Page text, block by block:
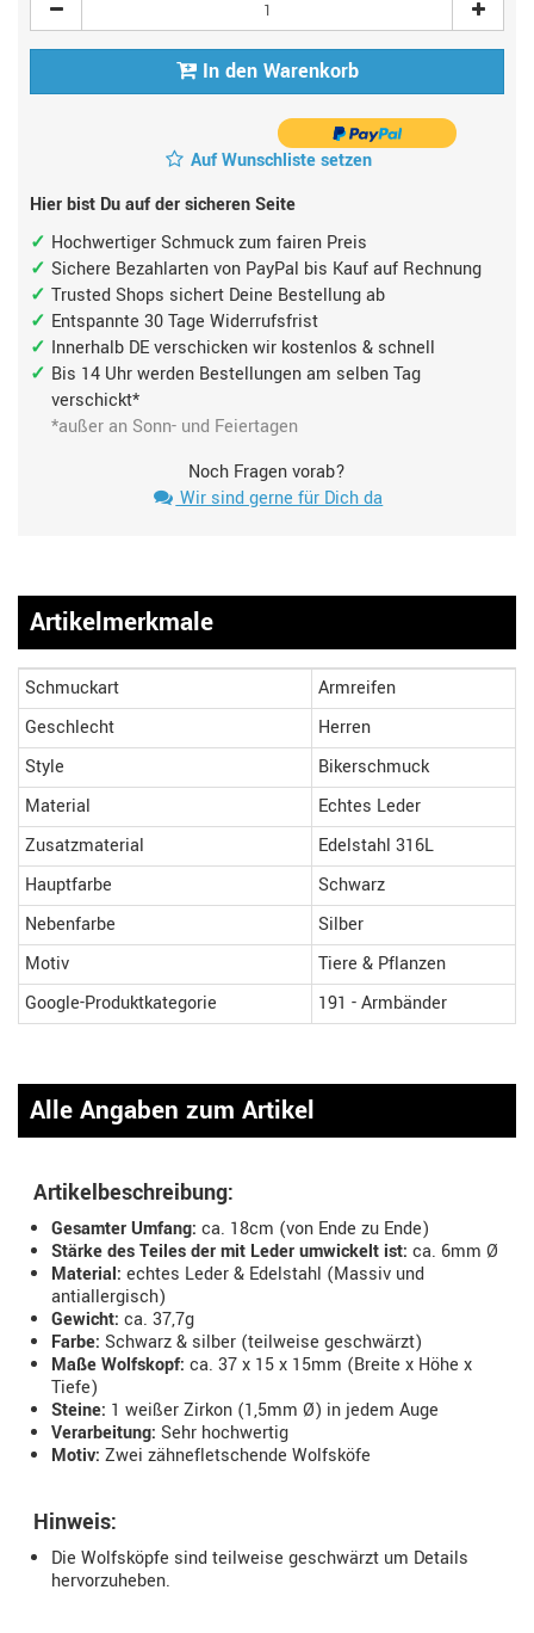
In den Warenkorb
Auf Wunschliste setzen
Hier bist Du auf der sicheren Seite
Hochwertiger Schmuck zum fairen Preis
Sichere Bezahlarten von PayPal bis Kauf auf Rechnung
Trusted Shops sichert Deine Bestellung ab
Entspannte 30 Tage Widerrufsfrist
Innerhalb DE verschicken wir kostenlos & schnell
Bis 14 Uhr werden Bestellungen am selben Tag
verschickt*
*außer an Sonn- und Feiertagen
Noch Fragen vorab?
Wir sind gerne für Dich da
Artikelmerkmale
Schmuckart
Armreifen
Geschlecht
Herren
Style
Bikerschmuck
Material
Echtes Leder
Zusatzmaterial
Edelstahl 316L
Hauptfarbe
Schwarz
Nebenfarbe
Silber
Motiv
Tiere & Pflanzen
Google-Produktkategorie
191 - Armbänder
Alle Angaben zum Artikel
Artikelbeschreibung:
Gesamter Umfang: ca. 18cm (von Ende zu Ende)
Stärke des Teiles der mit Leder umwickelt ist: ca. 6mm Ø
Material: echtes Leder & Edelstahl (Massiv und
antiallergisch)
Gewicht: ca. 37,7g
Farbe: Schwarz & silber (teilweise geschwärzt)
Maße Wolfskopf: ca. 37 x 15 x 15mm (Breite x Höhe x
Tiefe)
Steine: 1 weißer Zirkon (1,5mm Ø) in jedem Auge
Verarbeitung: Sehr hochwertig
Motiv: Zwei zähnefletschende Wolfsköfe
Hinweis:
Die Wolfsköpfe sind teilweise geschwärzt um Details
hervorzuheben.